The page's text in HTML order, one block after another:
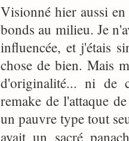
Visionné hier aussi
bonds au milieu. Je
influencée, et j'étais
chose de bien. Mais
d'originalité... ni de
remake de l'attaque
un pauvre type tout
avait un sacré